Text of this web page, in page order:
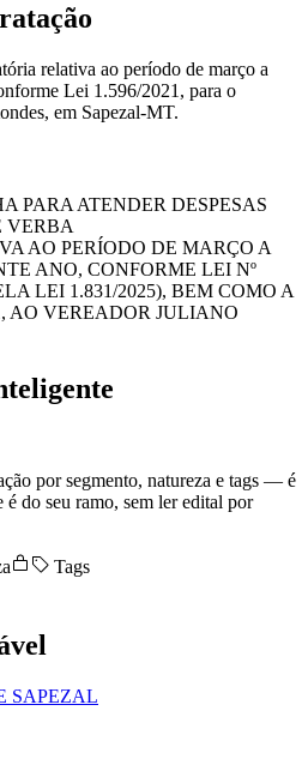
relativa ao período de março a
Lei 1.596/2021, para o
em Sapezal-MT.
PARA ATENDER DESPESAS
VERBA
AO PERÍODO DE MARÇO A
ANO, CONFORME LEI Nº
LEI 1.831/2025), BEM COMO A
AO VEREADOR JULIANO
por segmento, natureza e tags — é
do seu ramo, sem ler edital por
Tags
SAPEZAL